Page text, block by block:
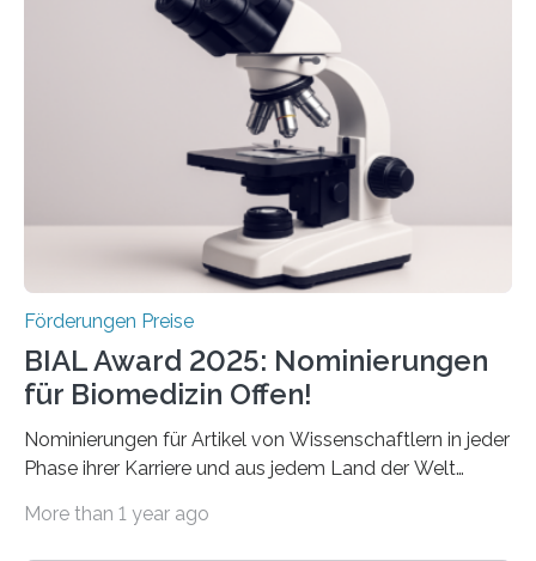
Schlaganfallforschung, um die Behandlung der
Betroffenen zu verbessern. Dazu schreibt sie auch in
diesem Jahr wieder deutschlandweit den Hentschel-
Preis aus. Er richtet sich gezielt an jüngere
Forscherinnen und Forscher unter 40 Jahren. Geehrt
werden soll eine herausragende Doktorarbeit oder eine
hochrangige wissenschaftliche Publikation zum Thema
Förderungen Preise
BIAL Award 2025: Nominierungen
für Biomedizin Offen!
Nominierungen für Artikel von Wissenschaftlern in jeder
Phase ihrer Karriere und aus jedem Land der Welt
Leben gerufen, um die bemerkenswertesten
More than 1 year ago